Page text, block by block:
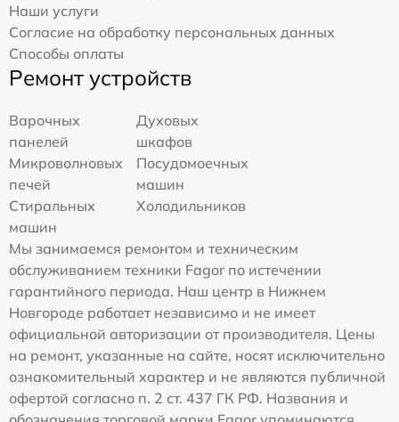
Наши услуги
Согласие на обработку персональных данных
Способы оплаты
Ремонт устройств
Варочных
панелей
Духовых
шкафов
Микроволновых
печей
Посудомоечных
машин
Стиральных
машин
Холодильников
Мы занимаемся ремонтом и техническим
обслуживанием техники Fagor по истечении
гарантийного периода. Наш центр в Нижнем
Новгороде работает независимо и не имеет
официальной авторизации от производителя. Цены
на ремонт, указанные на сайте, носят исключительно
ознакомительный характер и не являются публичной
офертой согласно п. 2 ст. 437 ГК РФ. Названия и